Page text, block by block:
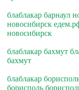
блаблакар барнаул
новосибирск
новосибирск
блаблакар бахмут
бахмут
блаблакар
борисполь